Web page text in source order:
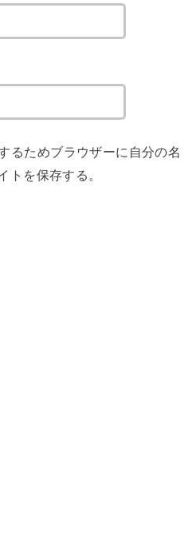
るためブラウザーに自分の名
トを保存する。